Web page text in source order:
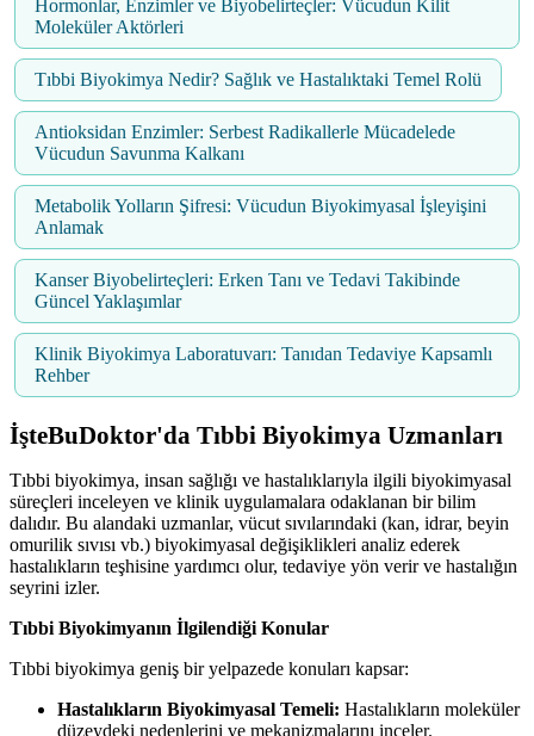
Hormonlar, Enzimler ve Biyobelirteçler: Vücudun Kilit
Moleküler Aktörleri
Tıbbi Biyokimya Nedir? Sağlık ve Hastalıktaki Temel Rolü
Antioksidan Enzimler: Serbest Radikallerle Mücadelede
Vücudun Savunma Kalkanı
Metabolik Yolların Şifresi: Vücudun Biyokimyasal İşleyişini
Anlamak
Kanser Biyobelirteçleri: Erken Tanı ve Tedavi Takibinde
Güncel Yaklaşımlar
Klinik Biyokimya Laboratuvarı: Tanıdan Tedaviye Kapsamlı
Rehber
İşteBuDoktor'da Tıbbi Biyokimya Uzmanları
Tıbbi biyokimya, insan sağlığı ve hastalıklarıyla ilgili biyokimyasal
süreçleri inceleyen ve klinik uygulamalara odaklanan bir bilim
dalıdır. Bu alandaki uzmanlar, vücut sıvılarındaki (kan, idrar, beyin
omurilik sıvısı vb.) biyokimyasal değişiklikleri analiz ederek
hastalıkların teşhisine yardımcı olur, tedaviye yön verir ve hastalığın
seyrini izler.
Tıbbi Biyokimyanın İlgilendiği Konular
Tıbbi biyokimya geniş bir yelpazede konuları kapsar:
Hastalıkların Biyokimyasal Temeli: Hastalıkların moleküler
düzeydeki nedenlerini ve mekanizmalarını inceler.